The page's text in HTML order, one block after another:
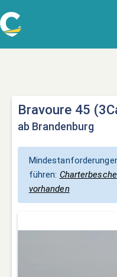
Bravoure 45
ab Brandenburg
führen:
vorhanden